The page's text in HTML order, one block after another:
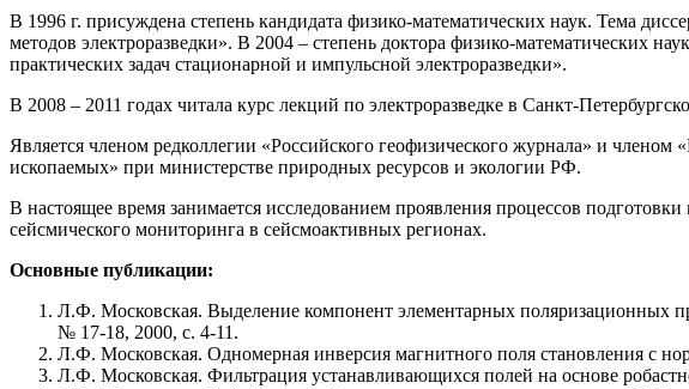
В 1996 г. присуждена степень кандидата физико-математических наук. Тема
методов электроразведки». В 2004 – степень доктора физико-математических
практических задач стационарной и импульсной электроразведки».
В 2008 – 2011 годах читала курс лекций по электроразведке в Санкт-
Является членом редколлегии «Российского геофизического журнала» и
ископаемых» при министерстве природных ресурсов и экологии РФ.
В настоящее время занимается исследованием проявления процессов
сейсмического мониторинга в сейсмоактивных регионах.
Основные публикации:
Л.Ф. Московская. Выделение компонент элементарных поляризационных
№ 17-18, 2000, c. 4-11.
Л.Ф. Московская. Одномерная инверсия магнитного поля становления с
Л.Ф. Московская. Фильтрация устанавливающихся полей на основе